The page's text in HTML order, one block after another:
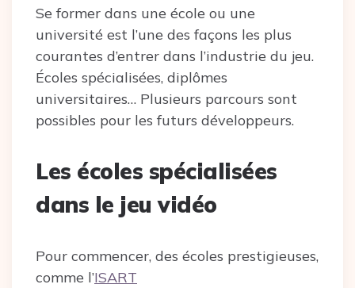
Se former dans une école ou une
université est l’une des façons les plus
courantes d’entrer dans l’industrie du jeu.
Écoles spécialisées, diplômes
universitaires… Plusieurs parcours sont
possibles pour les futurs développeurs.
Les écoles spécialisées
dans le jeu vidéo
Pour commencer, des écoles prestigieuses,
comme l’ISART